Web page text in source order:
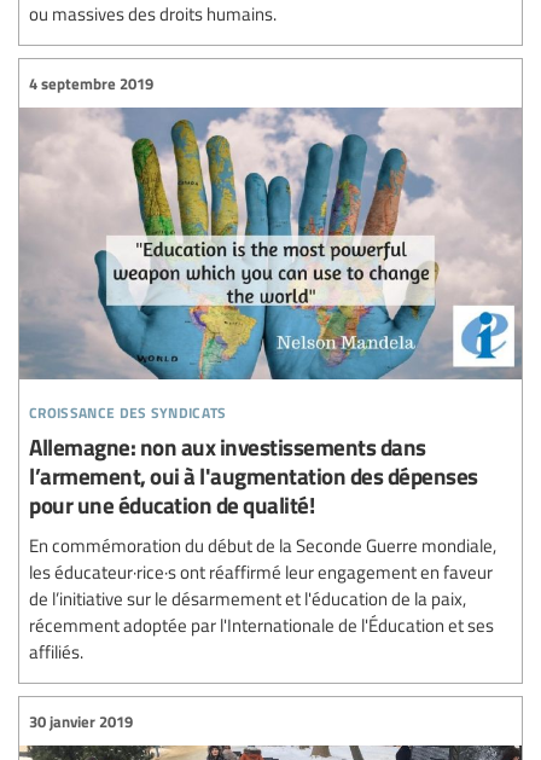
ou massives des droits humains.
croissance des syndicats
4 septembre 2019
Allemagne: non aux investissements dans
l’armement, oui à l'augmentation des dépenses
pour une éducation de qualité!
En commémoration du début de la Seconde Guerre mondiale,
les éducateur·rice·s ont réaffirmé leur engagement en faveur
de l’initiative sur le désarmement et l'éducation de la paix,
récemment adoptée par l'Internationale de l'Éducation et ses
affiliés.
30 janvier 2019